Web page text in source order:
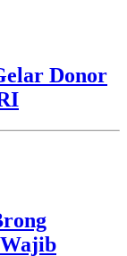
Donor